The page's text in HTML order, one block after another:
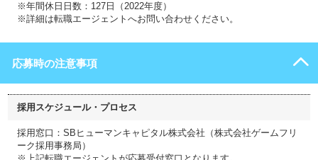
※年間休日日数：127日（2022年度）
※詳細は転職エージェントへお問い合わせください。
応募時の注意事項
採用スケジュール・プロセス
採用窓口：SBヒューマンキャピタル株式会社（株式会社ゲームフリ
ーク採用事務局）